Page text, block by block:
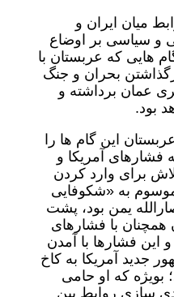
میان ایران و
و سیاسی بر اوضاع
هایی که عربستان با
بحران و جنگ
عمان برداشته و
بود.
این گام ها را
فشارهای آمریکا و
برای وارد کردن
به «شکوفایی
یمن بود، پشت
با فشارهای
این فشارها با آمدن
جدید آمریکا به کاخ
بویژه که او حامی
سازی روابط بین